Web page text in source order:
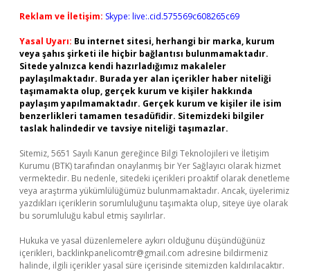
Reklam ve İletişim: Skype: live:.cid.575569c608265c69
Yasal Uyarı: Bu internet sitesi, herhangi bir marka, kurum
veya şahıs şirketi ile hiçbir bağlantısı bulunmamaktadır.
Sitede yalnızca kendi hazırladığımız makaleler
paylaşılmaktadır. Burada yer alan içerikler haber niteliği
taşımamakta olup, gerçek kurum ve kişiler hakkında
paylaşım yapılmamaktadır. Gerçek kurum ve kişiler ile isim
benzerlikleri tamamen tesadüfidir. Sitemizdeki bilgiler
taslak halindedir ve tavsiye niteliği taşımazlar.
Sitemiz, 5651 Sayılı Kanun gereğince Bilgi Teknolojileri ve İletişim
Kurumu (BTK) tarafından onaylanmış bir Yer Sağlayıcı olarak hizmet
vermektedir. Bu nedenle, sitedeki içerikleri proaktif olarak denetleme
veya araştırma yükümlülüğümüz bulunmamaktadır. Ancak, üyelerimiz
yazdıkları içeriklerin sorumluluğunu taşımakta olup, siteye üye olarak
bu sorumluluğu kabul etmiş sayılırlar.
Hukuka ve yasal düzenlemelere aykırı olduğunu düşündüğünüz
içerikleri, backlinkpanelicomtr@gmail.com adresine bildirmeniz
halinde, ilgili içerikler yasal süre içerisinde sitemizden kaldırılacaktır.